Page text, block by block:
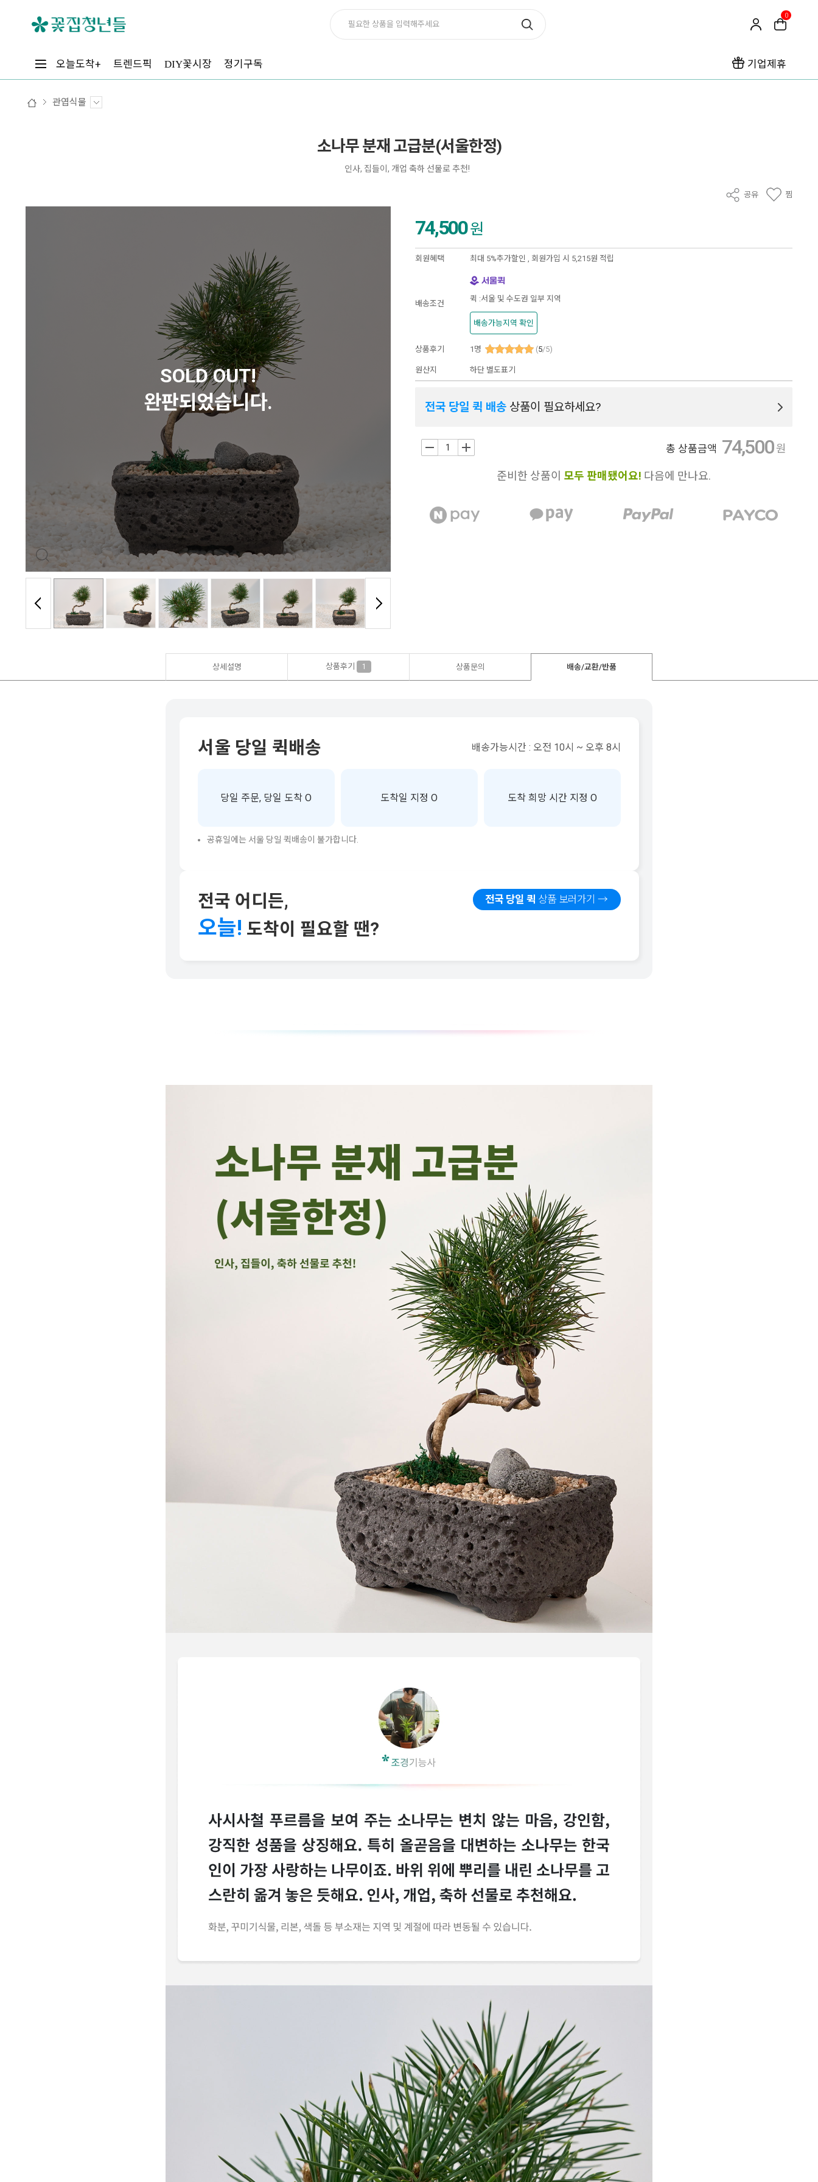
0
오늘도착+ 트렌드픽 DIY꽃시장 정기구독 기업제휴
관엽식물
소나무 분재 고급분(서울한정)
인사, 집들이, 개업 축하 선물로 추천!
SOLD OUT!
완판되었습니다.
공유 찜
74,500원
회원혜택 최대 5%추가할인 , 회원가입 시 5,215원 적립
배송조건
퀵 :서울 및 수도권 일부 지역
배송가능지역 확인
상품후기 1 명 (5/5)
원산지 하단 별도표기
전국 당일 퀵 배송 상품이 필요하세요?
+ 총 상품금액 74,500원
준비한 상품이 모두 판매됐어요! 다음에 만나요.
상세설명 상품후기 1 상품문의 배송/교환/반품
서울 당일 퀵배송 배송가능시간 : 오전 10시 ~ 오후 8시
당일 주문, 당일 도착 O 도착일 지정 O 도착 희망 시간 지정 O
공휴일에는 서울 당일 퀵배송이 불가합니다.
전국 어디든,
오늘! 도착이 필요할 땐?
전국 당일 퀵 상품 보러가기 →